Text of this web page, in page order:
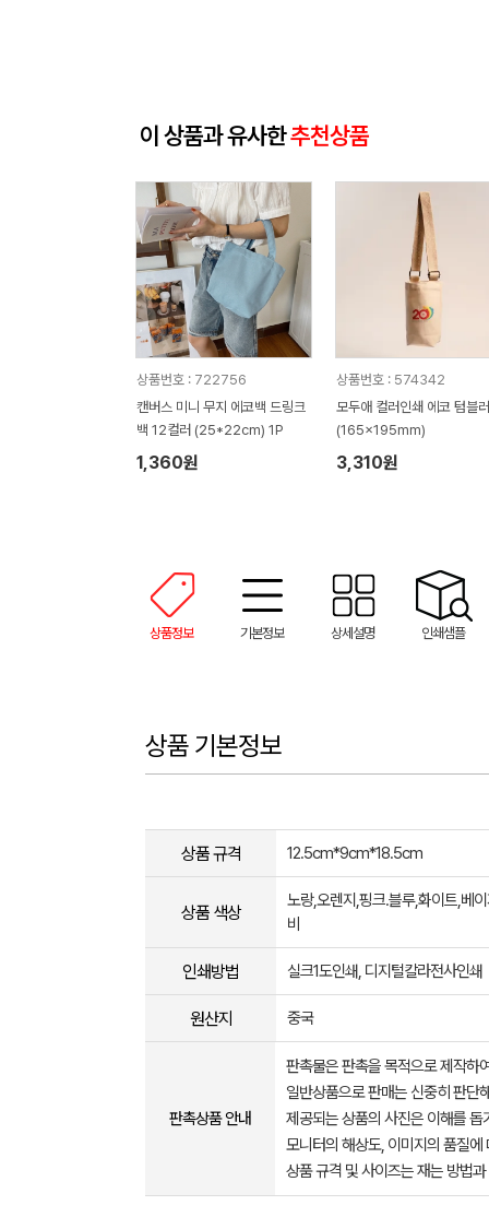
이 상품과 유사한추천상품
상품번호 : 722756
캔버스 미니 무지 에코백 드링크
백 12컬러 (25*22cm) 1P
1,360원
상품번호 : 574342
모두애 컬러인쇄 에코 텀블
(165x195mm)
3,310원
상품정보 기본정보 상세설명 인쇄샘플
상품 기본정보
상품 규격 12.5cm*9cm*18.5cm
상품 색상
노랑,오렌지,핑크.블루,화이트,베
비
인쇄방법 실크1도인쇄, 디지털칼라전사인쇄
원산지 중국
판촉상품 안내
판촉물은 판촉을 목적으로 제작하
일반상품으로 판매는 신중히 판단
제공되는 상품의 사진은 이해를
모니터의 해상도, 이미지의 품질
상품 규격 및 사이즈는 재는 방법